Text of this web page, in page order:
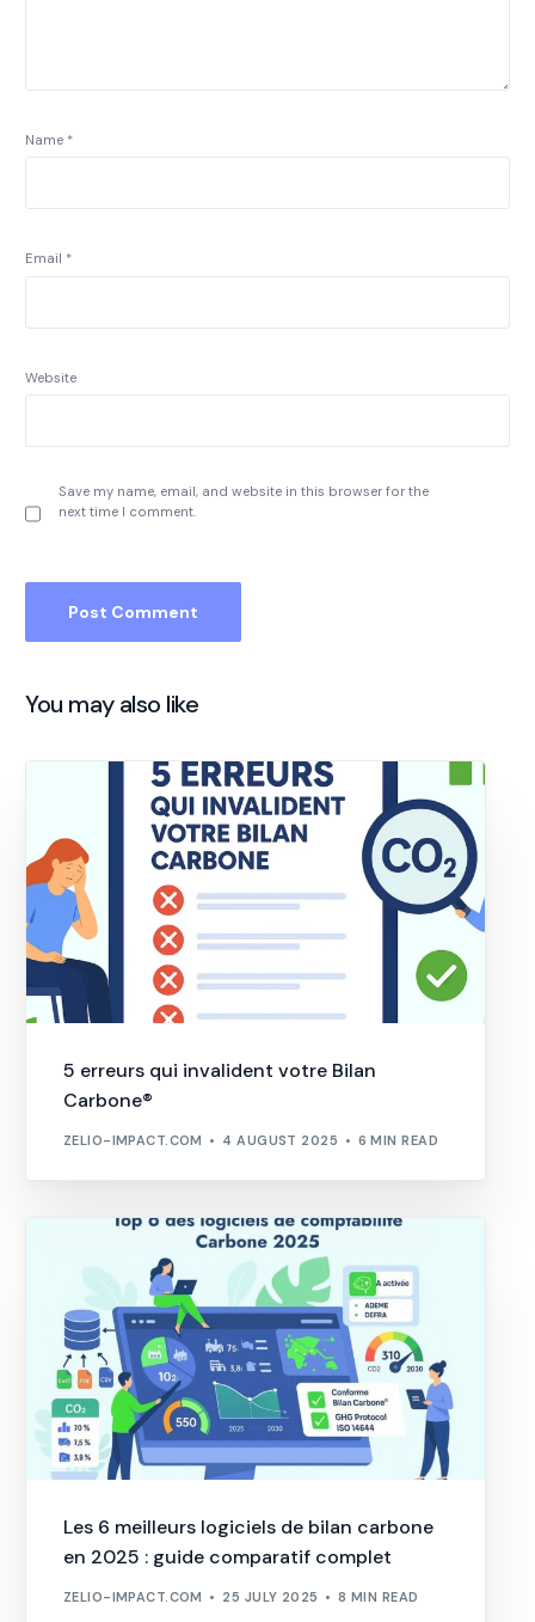
Name *
Email *
Website
Save my name, email, and website in this browser for the
next time I comment.
You may also like
5 erreurs qui invalident votre Bilan
Carbone®
ZELIO-IMPACT.COM 4 AUGUST 2025 6 MIN READ
Les 6 meilleurs logiciels de bilan carbone
en 2025 : guide comparatif complet
ZELIO-IMPACT.COM 25 JULY 2025 8 MIN READ